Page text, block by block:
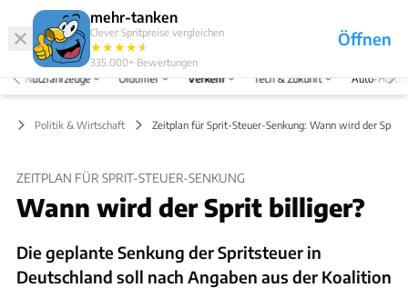
mehr-tanken
Clever Spritpreise vergleichen
★★★★★
★
335.000+ Bewertungen
Öffnen
Abo
Menü
Nutzfahrzeuge Oldtimer Verkehr Tech & Zukunft Auto-
Politik & Wirtschaft Zeitplan für Sprit-Steuer-Senkung: Wann wird der Sprit
ZEITPLAN FÜR SPRIT-STEUER-SENKUNG
Wann wird der Sprit billiger?
Die geplante Senkung der Spritsteuer in
Deutschland soll nach Angaben aus der Koalition